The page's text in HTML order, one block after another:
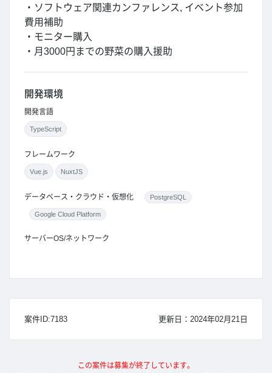
・ソフトウェア関連カンファレンス, イベント参加
費用補助
・モニター購入
・月3000円までの野菜の購入援助
開発環境
開発言語
TypeScript
フレームワーク
Vue.js NuxtJS
データベース・クラウド・仮想化 PostgreSQL
Google Cloud Platform
サーバーOS/ネットワーク
更新日：2024年02月21日
案件ID:7183
この案件は募集が終了しています。